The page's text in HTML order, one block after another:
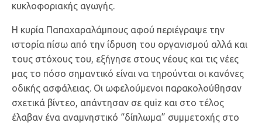
κυκλοφοριακής αγωγής.
Η κυρία Παπαχαραλάμπους αφού περιέγραψε την
ιστορία πίσω από την ίδρυση του οργανισμού αλλά και
τους στόχους του, εξήγησε στους νέους και τις νέες
μας το πόσο σημαντικό είναι να τηρούνται οι κανόνες
οδικής ασφάλειας. Οι ωφελούμενοι παρακολούθησαν
σχετικά βίντεο, απάντησαν σε quiz και στο τέλος
έλαβαν ένα αναμνηστικό “δίπλωμα” συμμετοχής στο